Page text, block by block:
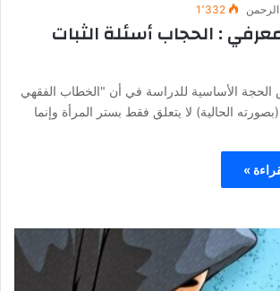
1٬332
: الحجاب أسئلة الثبات
الأساسية للدراسة في أن "الخطاب الفقهي
الحالية) لا يتعلق فقط بستر المرأة وإنما
»